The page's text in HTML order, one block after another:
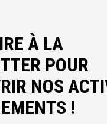
À LA
POUR
NOS
!